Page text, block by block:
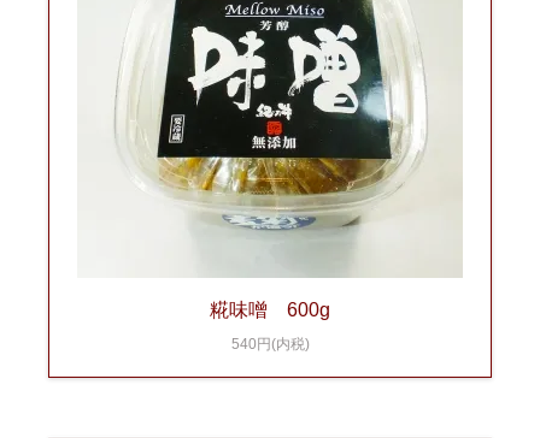
糀味噌 600g
540円(内税)